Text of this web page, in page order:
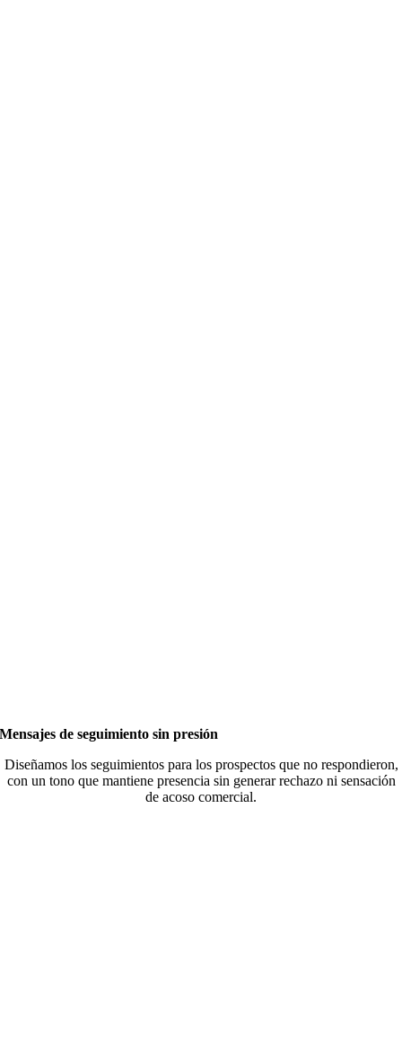
Mensajes de seguimiento sin presión
Diseñamos los seguimientos para los prospectos que no respondieron,
con un tono que mantiene presencia sin generar rechazo ni sensación
de acoso comercial.